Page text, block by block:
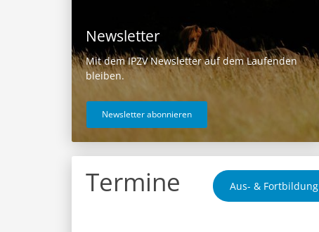
Newsletter
Mit dem IPZV Newsletter auf dem Laufenden
bleiben.
Newsletter abonnieren
Termine Aus- & Fortbildung